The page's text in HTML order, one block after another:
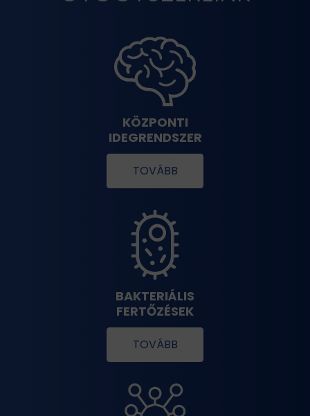
KÖZPONTI
IDEGRENDSZER
TOVÁBB
BAKTERIÁLIS
FERTŐZÉSEK
TOVÁBB